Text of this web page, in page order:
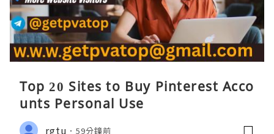
Top 20 Sites to Buy Pinterest Acco
unts Personal Use
rgtu 59分鐘前